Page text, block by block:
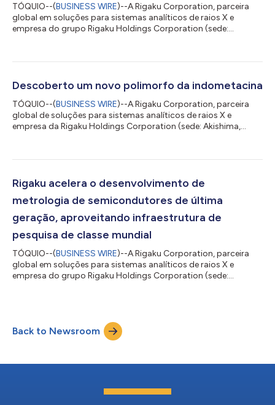
TÓQUIO--(BUSINESS WIRE)--A Rigaku Corporation, parceira
global em soluções para sistemas analíticos de raios X e
empresa do grupo Rigaku Holdings Corporation (sede:
em Osaka. A nova instalação centraliza e expande o
que dão suporte a sistemas de metrologia de semicondutores,
fortalecendo as capacidades globais de serviço...
Descoberto um novo polimorfo da indometacina
TÓQUIO--(BUSINESS WIRE)--A Rigaku Corporation, parceira
global de soluções para sistemas analíticos de raios X e
empresa da Rigaku Holdings Corporation (sede: Akishima,
a Shionogi & Co., Ltd., JEOL Ltd. e Universidade Farmacêutica
internacional de renome mundial na área de cristalografia. Essa
pesquisa descobriu um...
Rigaku acelera o desenvolvimento de
metrologia de semicondutores de última
geração, aproveitando infraestrutura de
pesquisa de classe mundial
TÓQUIO--(BUSINESS WIRE)--A Rigaku Corporation, parceira
global em soluções para sistemas analíticos de raios X e
empresa do grupo Rigaku Holdings Corporation (sede:
ambientes de pesquisa globais. Como parte dessa iniciativa, a
Rigaku está trabalhando com o imec, um centro de pesquisa e
inovação em semicondutores líder mundial, co...
Back to Newsroom